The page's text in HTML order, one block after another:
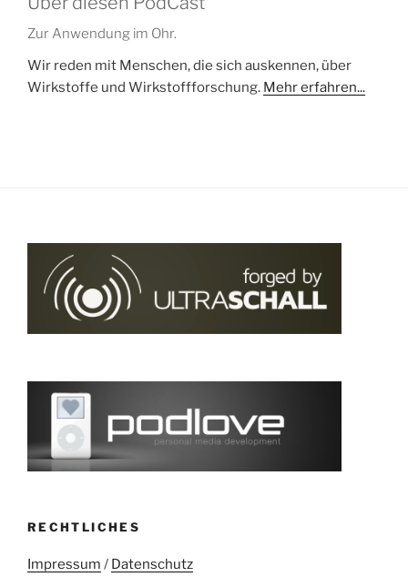
Zur Anwendung im Ohr.
Wir reden mit Menschen, die sich auskennen, über
Wirkstoffe und Wirkstoffforschung. Mehr erfahren...
RECHTLICHES
Impressum / Datenschutz